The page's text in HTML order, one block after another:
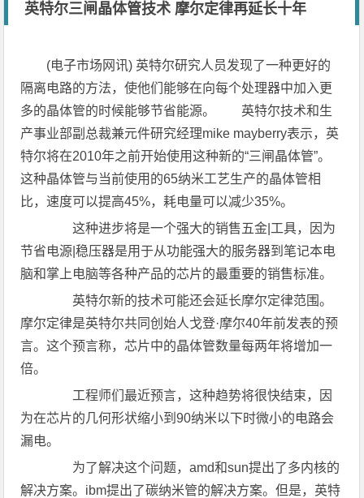
英特尔三闸晶体管技术 摩尔定律再延长十年
(电子市场网讯) 英特尔研究人员发现了一种更好的
隔离电路的方法，使他们能够在向每个处理器中加入更
多的晶体管的时候能够节省能源。 英特尔技术和生
产事业部副总裁兼元件研究经理mike mayberry表示，英
特尔将在2010年之前开始使用这种新的“三闸晶体管”。
这种晶体管与当前使用的65纳米工艺生产的晶体管相
比，速度可以提高45%，耗电量可以减少35%。
这种进步将是一个强大的销售五金|工具，因为
节省电源|稳压器是用于从功能强大的服务器到笔记本电
脑和掌上电脑等各种产品的芯片的最重要的销售标准。
英特尔新的技术可能还会延长摩尔定律范围。
摩尔定律是英特尔共同创始人戈登·摩尔40年前发表的预
言。这个预言称，芯片中的晶体管数量每两年将增加一
倍。
工程师们最近预言，这种趋势将很快结束，因
为在芯片的几何形状缩小到90纳米以下时微小的电路会
漏电。
为了解决这个问题，amd和sun提出了多内核的
解决方案。ibm提出了碳纳米管的解决方案。但是，英特